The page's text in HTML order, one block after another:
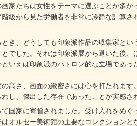
家たちは女性をテーマに選ぶことが多か
級から見た労働者を非常に冷静な計算さ
き、どうしても印象派作品の収集家とい
でした。それは印象派展から退いた後
いえば印象派のパトロン的な立場であっ
さ、画面の緻密さには心を打たれます
し、傑出した存在であったことが実感さ
国家に寄贈されました。受け入れをめぐ
オルセー美術館の主要なコレクションと